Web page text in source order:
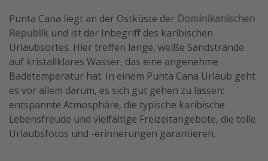
Rundreisen in Thailand
Bahnreisen in der Schweiz
Reisepassfreie Reiseziele
Travel Know How
Silvesterreisen
Last Minute Urlaub Mallorca
Last Minute Urlaub Deutschland
Punta Cana liegt an der Ostküste der Dominikanischen
Republik und ist der Inbegriff des karibischen
Urlaubsortes. Hier treffen lange, weiße Sandstrände
auf kristallklares Wasser, das eine angenehme
Badetemperatur hat. In einem Punta Cana Urlaub geht
es vor allem darum, es sich gut gehen zu lassen:
entspannte Atmosphäre, die typische karibische
Lebensfreude und vielfältige Freizeitangebote, die tolle
Urlaubsfotos und -erinnerungen garantieren.